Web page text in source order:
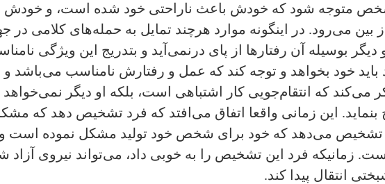
شخص متوجه شود که خودش باعث ناراحتی خود شده است، و خودش
از بین می‌رود. در اینگونه موارد هرچند تمایل به حمله‌های کلامی
بوسیله آن رفتارها از پای درنمی‌آید و بتدریج این ویژگی
خود بخواهد و توجه کند که عمل و رفتارش نامناسب می‌باشد و
می‌کند که انتقام‌جویی کار اشتباهی است، بلکه او دیگر نمی‌خواهد
بنماید. این زمانی واقعا اتفاق می‌افتد که فرد تشخیص دهد که
تشخیص می‌دهد که خود برای شخص خود تولید مشکل نموده است و
زمانیکه فرد این تشخیص را به خوبی داد، می‌تواند نیروی
انتقال پیدا کند.